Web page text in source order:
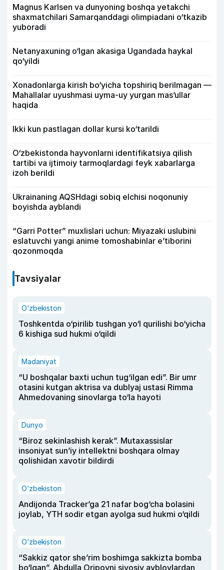
Magnus Karlsen va dunyoning boshqa yetakchi
shaxmatchilari Samarqanddagi olimpiadani o‘tkazib
yuboradi
Netanyaxuning o‘lgan akasiga Ugandada haykal
qo‘yildi
Xonadonlarga kirish bo‘yicha topshiriq berilmagan —
Mahallalar uyushmasi uyma-uy yurgan mas’ullar
haqida
Ikki kun pastlagan dollar kursi ko‘tarildi
O‘zbekistonda hayvonlarni identifikatsiya qilish
tartibi va ijtimoiy tarmoqlardagi feyk xabarlarga
izoh berildi
Ukrainaning AQSHdagi sobiq elchisi noqonuniy
boyishda ayblandi
“Garri Potter” muxlislari uchun: Miyazaki uslubini
eslatuvchi yangi anime tomoshabinlar e’tiborini
qozonmoqda
Tavsiyalar
O‘zbekiston
Toshkentda o‘pirilib tushgan yo‘l qurilishi bo‘yicha
6 kishiga sud hukmi o‘qildi
Madaniyat
“U boshqalar baxti uchun tug‘ilgan edi”. Bir umr
otasini kutgan aktrisa va dublyaj ustasi Rimma
Ahmedovaning sinovlarga to‘la hayoti
Dunyo
“Biroz sekinlashish kerak”. Mutaxassislar
insoniyat sun’iy intellektni boshqara olmay
qolishidan xavotir bildirdi
O‘zbekiston
Andijonda Tracker’ga 21 nafar bog‘cha bolasini
joylab, YTH sodir etgan ayolga sud hukmi o‘qildi
O‘zbekiston
“Sakkiz qator she’rim boshimga sakkizta bomba
bo‘lgan”. Abdulla Oripovni siyosiy ayblovlardan